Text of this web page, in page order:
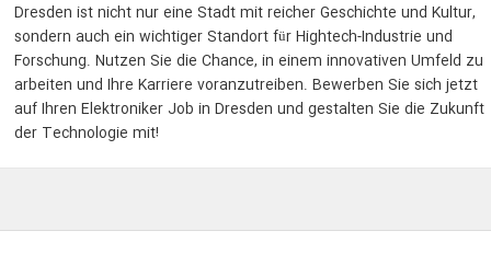
Dresden ist nicht nur eine Stadt mit reicher Geschichte und Kultur,
sondern auch ein wichtiger Standort für Hightech-Industrie und
Forschung. Nutzen Sie die Chance, in einem innovativen Umfeld zu
arbeiten und Ihre Karriere voranzutreiben. Bewerben Sie sich jetzt
auf Ihren Elektroniker Job in Dresden und gestalten Sie die Zukunft
der Technologie mit!